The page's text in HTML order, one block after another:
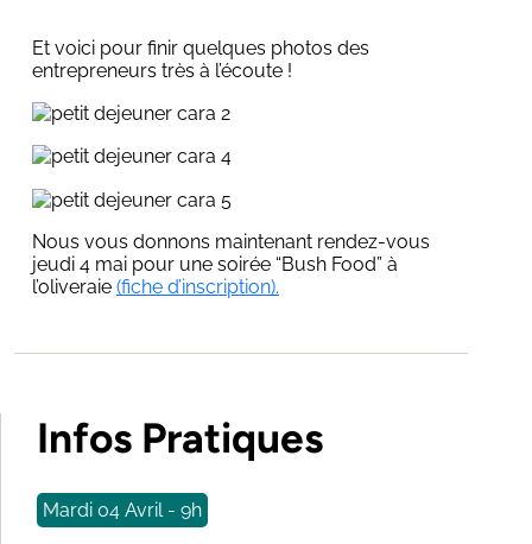
Et voici pour finir quelques photos des
entrepreneurs très à l’écoute !
Nous vous donnons maintenant rendez-vous
jeudi 4 mai pour une soirée “Bush Food” à
l’oliveraie (fiche d’inscription).
Infos Pratiques
Mardi 04 Avril - 9h